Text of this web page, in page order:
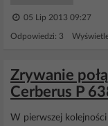
05 Lip 2013 09:27
Odpowiedzi: 3
Zrywanie
Cerberus P
W pierwszej